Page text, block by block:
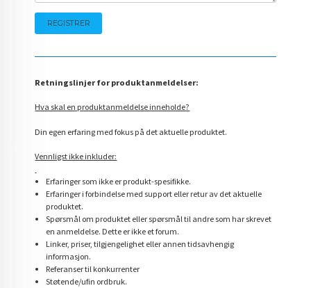
Retningslinjer for produktanmeldelser:
Hva skal en produktanmeldelse inneholde?
Din egen erfaring med fokus på det aktuelle produktet.
Vennligst ikke inkluder:
Erfaringer som ikke er produkt-spesifikke.
Erfaringer i forbindelse med support eller retur av det aktuelle
produktet.
Spørsmål om produktet eller spørsmål til andre som har skrevet
en anmeldelse. Dette er ikke et forum.
Linker, priser, tilgjengelighet eller annen tidsavhengig
informasjon.
Referanser til konkurrenter
Støtende/ufin ordbruk.